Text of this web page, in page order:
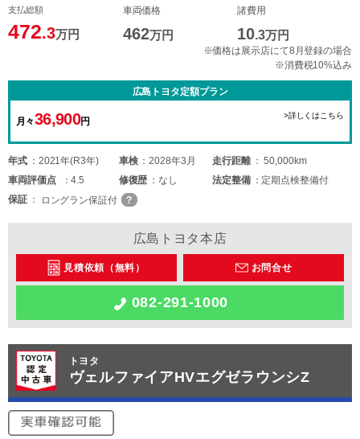
支払総額
472.3万円
車両価格
462万円
諸費用
10.3万円
※価格は展示店にて8月登録の場合
※消費税10%込み
広島トヨタ定額プラン
月々36,900円
>詳しくはこちら
年式 2021年(R3年) 車検 2028年3月 走行距離
50,000km
車両評価点 4.5 修復歴 なし 法定整備
定期点検整備付
保証
ロングラン保証付
広島トヨタ本店
見積依頼（無料） お問合せ
082-291-1000
トヨタ
ヴェルファイアHVエグゼラウンシZ